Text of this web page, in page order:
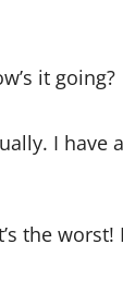
it going?
I have
the worst!